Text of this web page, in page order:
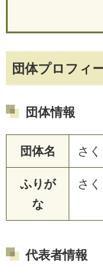
団体プロフィ
団体情報
団体名 さ
ふりが
な
さ
代表者情報